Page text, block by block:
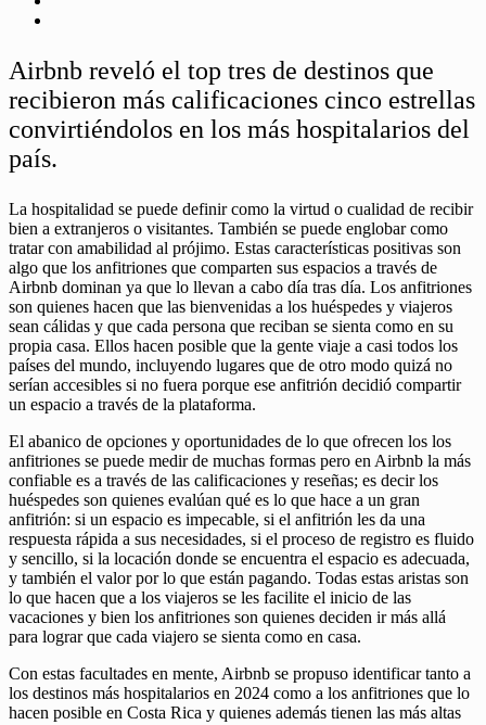
Airbnb reveló el top tres de destinos que
recibieron más calificaciones cinco estrellas
convirtiéndolos en los más hospitalarios del
país.
La hospitalidad se puede definir como la virtud o cualidad de recibir
bien a extranjeros o visitantes. También se puede englobar como
tratar con amabilidad al prójimo. Estas características positivas son
algo que los anfitriones que comparten sus espacios a través de
Airbnb dominan ya que lo llevan a cabo día tras día. Los anfitriones
son quienes hacen que las bienvenidas a los huéspedes y viajeros
sean cálidas y que cada persona que reciban se sienta como en su
propia casa. Ellos hacen posible que la gente viaje a casi todos los
países del mundo, incluyendo lugares que de otro modo quizá no
serían accesibles si no fuera porque ese anfitrión decidió compartir
un espacio a través de la plataforma.
El abanico de opciones y oportunidades de lo que ofrecen los los
anfitriones se puede medir de muchas formas pero en Airbnb la más
confiable es a través de las calificaciones y reseñas; es decir los
huéspedes son quienes evalúan qué es lo que hace a un gran
anfitrión: si un espacio es impecable, si el anfitrión les da una
respuesta rápida a sus necesidades, si el proceso de registro es fluido
y sencillo, si la locación donde se encuentra el espacio es adecuada,
y también el valor por lo que están pagando. Todas estas aristas son
lo que hacen que a los viajeros se les facilite el inicio de las
vacaciones y bien los anfitriones son quienes deciden ir más allá
para lograr que cada viajero se sienta como en casa.
Con estas facultades en mente, Airbnb se propuso identificar tanto a
los destinos más hospitalarios en 2024 como a los anfitriones que lo
hacen posible en Costa Rica y quienes además tienen las más altas